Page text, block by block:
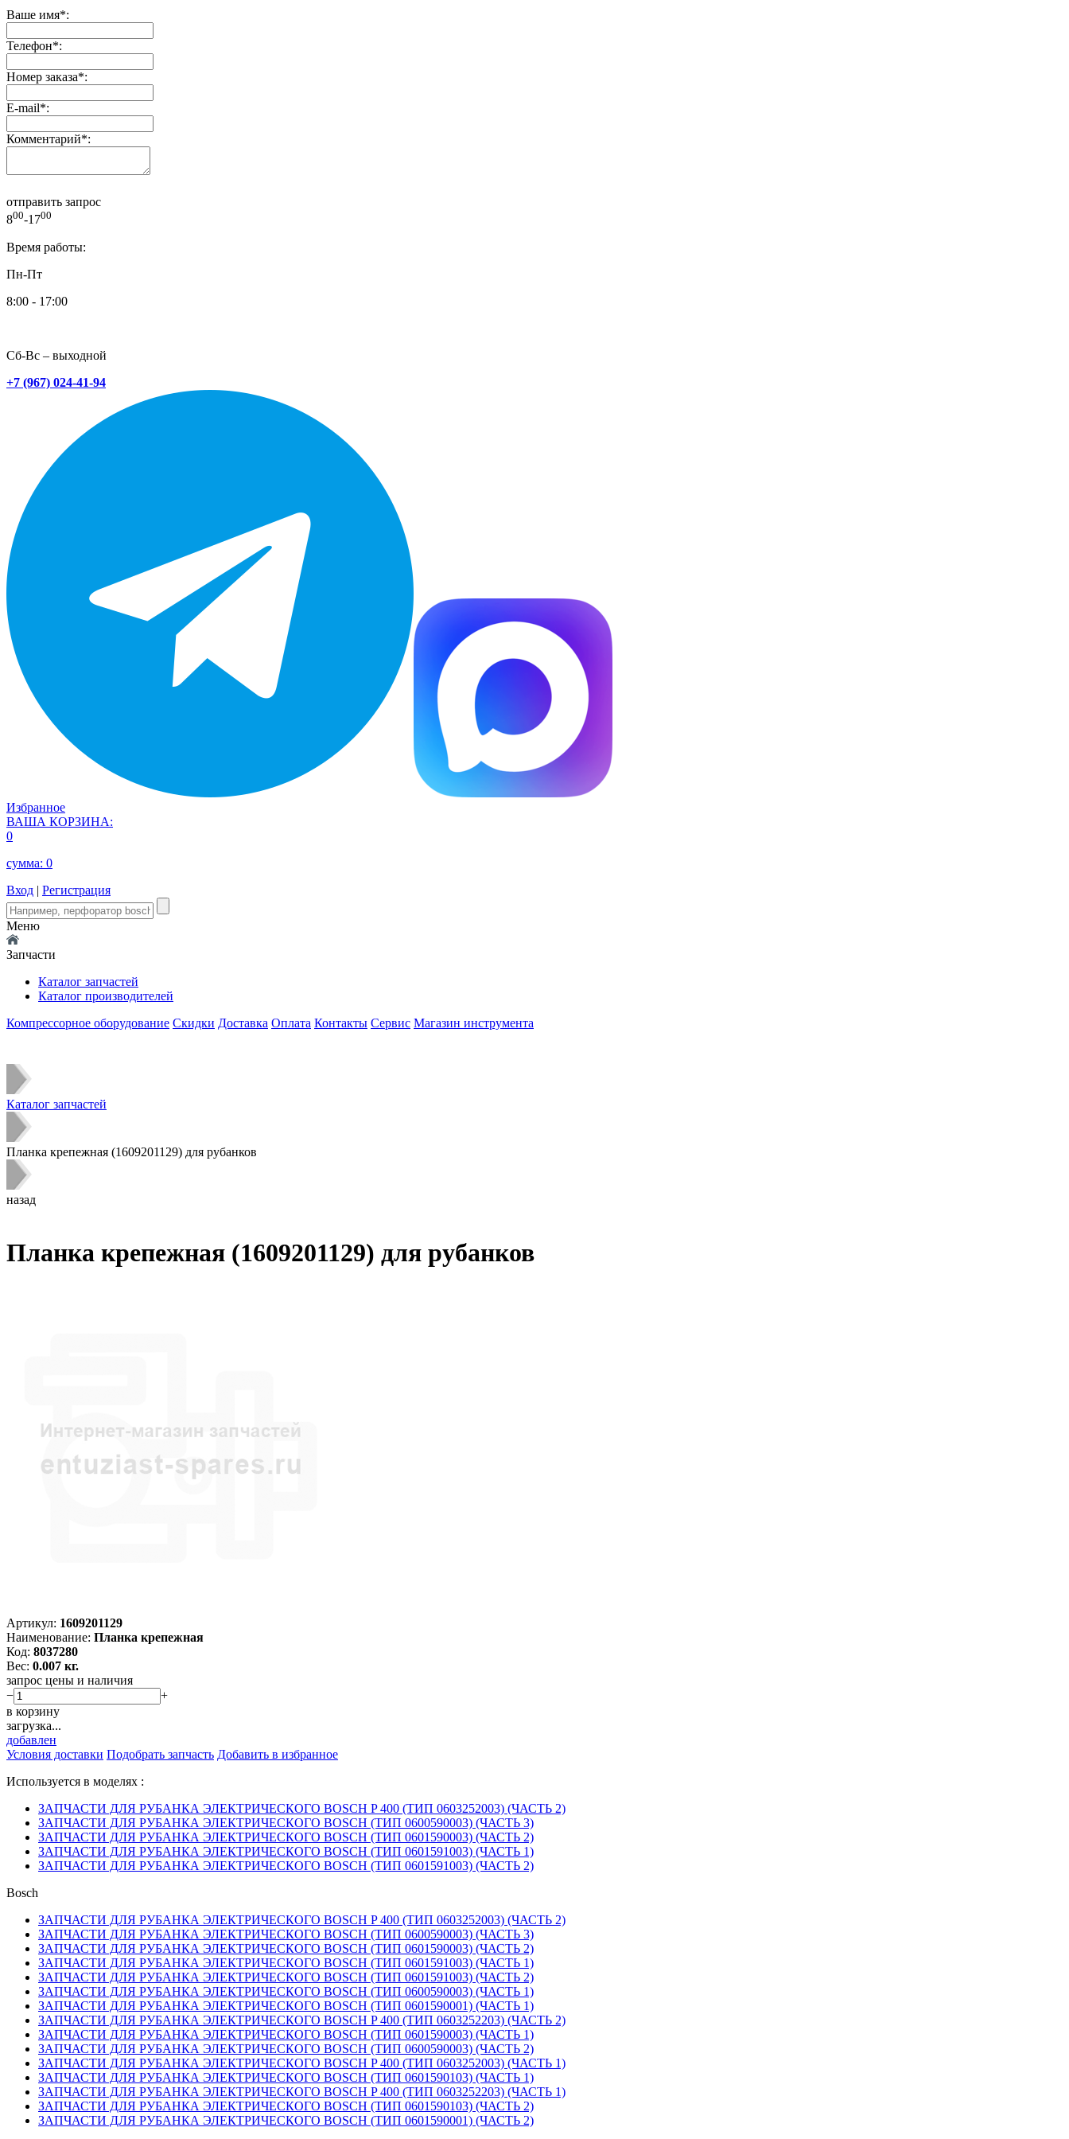
Ваше имя*:
Телефон*:
Номер заказа*:
E-mail*:
Комментарий*:
отправить запрос
800-1700
Время работы:
Пн-Пт
8:00 - 17:00
Сб-Вс – выходной
+7 (967) 024-41-94
Избранное
ВАША КОРЗИНА:
0
сумма: 0
Вход | Регистрация
Меню
Запчасти
Каталог запчастей
Каталог производителей
Компрессорное оборудование Скидки Доставка Оплата Контакты Сервис Магазин инструмента
Каталог запчастей
Планка крепежная (1609201129) для рубанков
назад
Планка крепежная (1609201129) для рубанков
Артикул: 1609201129
Наименование: Планка крепежная
Код: 8037280
Вес: 0.007 кг.
запрос цены и наличия
−
+
в корзину
загрузка...
добавлен
Условия доставки Подобрать запчасть Добавить в избранное
Используется в моделях :
ЗАПЧАСТИ ДЛЯ РУБАНКА ЭЛЕКТРИЧЕСКОГО BOSCH P 400 (ТИП 0603252003) (ЧАСТЬ 2)
ЗАПЧАСТИ ДЛЯ РУБАНКА ЭЛЕКТРИЧЕСКОГО BOSCH (ТИП 0600590003) (ЧАСТЬ 3)
ЗАПЧАСТИ ДЛЯ РУБАНКА ЭЛЕКТРИЧЕСКОГО BOSCH (ТИП 0601590003) (ЧАСТЬ 2)
ЗАПЧАСТИ ДЛЯ РУБАНКА ЭЛЕКТРИЧЕСКОГО BOSCH (ТИП 0601591003) (ЧАСТЬ 1)
ЗАПЧАСТИ ДЛЯ РУБАНКА ЭЛЕКТРИЧЕСКОГО BOSCH (ТИП 0601591003) (ЧАСТЬ 2)
Bosch
ЗАПЧАСТИ ДЛЯ РУБАНКА ЭЛЕКТРИЧЕСКОГО BOSCH P 400 (ТИП 0603252003) (ЧАСТЬ 2)
ЗАПЧАСТИ ДЛЯ РУБАНКА ЭЛЕКТРИЧЕСКОГО BOSCH (ТИП 0600590003) (ЧАСТЬ 3)
ЗАПЧАСТИ ДЛЯ РУБАНКА ЭЛЕКТРИЧЕСКОГО BOSCH (ТИП 0601590003) (ЧАСТЬ 2)
ЗАПЧАСТИ ДЛЯ РУБАНКА ЭЛЕКТРИЧЕСКОГО BOSCH (ТИП 0601591003) (ЧАСТЬ 1)
ЗАПЧАСТИ ДЛЯ РУБАНКА ЭЛЕКТРИЧЕСКОГО BOSCH (ТИП 0601591003) (ЧАСТЬ 2)
ЗАПЧАСТИ ДЛЯ РУБАНКА ЭЛЕКТРИЧЕСКОГО BOSCH (ТИП 0600590003) (ЧАСТЬ 1)
ЗАПЧАСТИ ДЛЯ РУБАНКА ЭЛЕКТРИЧЕСКОГО BOSCH (ТИП 0601590001) (ЧАСТЬ 1)
ЗАПЧАСТИ ДЛЯ РУБАНКА ЭЛЕКТРИЧЕСКОГО BOSCH P 400 (ТИП 0603252203) (ЧАСТЬ 2)
ЗАПЧАСТИ ДЛЯ РУБАНКА ЭЛЕКТРИЧЕСКОГО BOSCH (ТИП 0601590003) (ЧАСТЬ 1)
ЗАПЧАСТИ ДЛЯ РУБАНКА ЭЛЕКТРИЧЕСКОГО BOSCH (ТИП 0600590003) (ЧАСТЬ 2)
ЗАПЧАСТИ ДЛЯ РУБАНКА ЭЛЕКТРИЧЕСКОГО BOSCH P 400 (ТИП 0603252003) (ЧАСТЬ 1)
ЗАПЧАСТИ ДЛЯ РУБАНКА ЭЛЕКТРИЧЕСКОГО BOSCH (ТИП 0601590103) (ЧАСТЬ 1)
ЗАПЧАСТИ ДЛЯ РУБАНКА ЭЛЕКТРИЧЕСКОГО BOSCH P 400 (ТИП 0603252203) (ЧАСТЬ 1)
ЗАПЧАСТИ ДЛЯ РУБАНКА ЭЛЕКТРИЧЕСКОГО BOSCH (ТИП 0601590103) (ЧАСТЬ 2)
ЗАПЧАСТИ ДЛЯ РУБАНКА ЭЛЕКТРИЧЕСКОГО BOSCH (ТИП 0601590001) (ЧАСТЬ 2)